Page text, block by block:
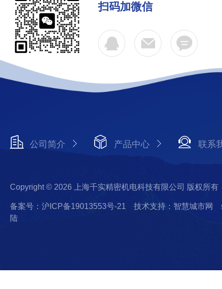
扫码加微信
公司简介 产品中心 联系
Copyright © 2026 上海千实精密机电科技有限公司 版权所有
备案号：沪ICP备19013553号-21 技术支持：智慧城市网
陆